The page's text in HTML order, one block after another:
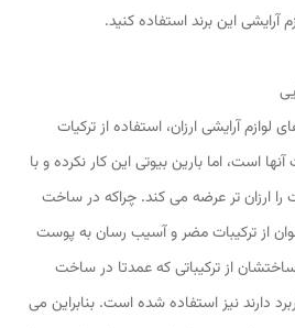
آرایشی این برند استفاده کنید.
آرایشی ارزان، استفاده از ترکیات
است، اما بارین بیوتی این کار نکرده و با
ارزان تر عرضه می کند. چراکه در ساخت
از ترکیبات مضر و آسیب رسان به پوست
از ترکیباتی که عمدتا در ساخت
دارند نیز استفاده شده است. بنابراین می